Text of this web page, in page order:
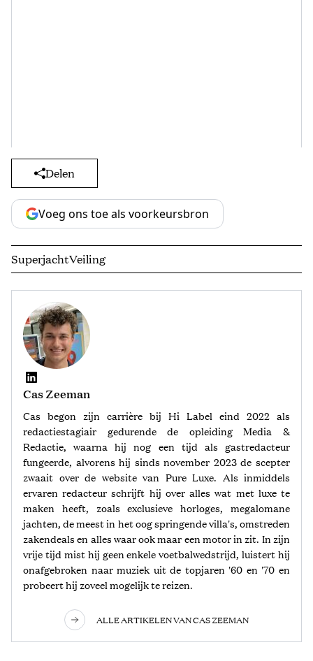
Delen
Voeg ons toe als voorkeursbron
SuperjachtVeiling
Cas Zeeman
Cas begon zijn carrière bij Hi Label eind 2022 als
redactiestagiair gedurende de opleiding Media &
Redactie, waarna hij nog een tijd als gastredacteur
fungeerde, alvorens hij sinds november 2023 de scepter
zwaait over de website van Pure Luxe. Als inmiddels
ervaren redacteur schrijft hij over alles wat met luxe te
maken heeft, zoals exclusieve horloges, megalomane
jachten, de meest in het oog springende villa's, omstreden
zakendeals en alles waar ook maar een motor in zit. In zijn
vrije tijd mist hij geen enkele voetbalwedstrijd, luistert hij
onafgebroken naar muziek uit de topjaren '60 en '70 en
probeert hij zoveel mogelijk te reizen.
ALLE ARTIKELEN VAN CAS ZEEMAN